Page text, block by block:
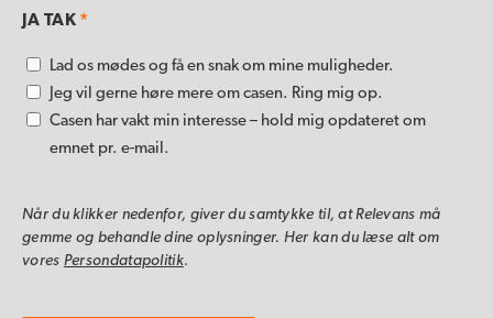
JA TAK *
Lad os mødes og få en snak om mine muligheder.
Jeg vil gerne høre mere om casen. Ring mig op.
Casen har vakt min interesse – hold mig opdateret om
emnet pr. e-mail.
Når du klikker nedenfor, giver du samtykke til, at Relevans må
gemme og behandle dine oplysninger. Her kan du læse alt om
vores Persondatapolitik.